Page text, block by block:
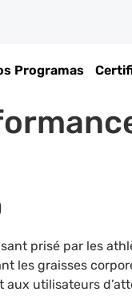
Programas
prisé par les
les graisses
utilisateurs